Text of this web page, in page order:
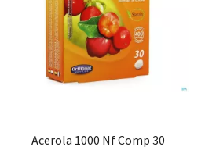
Acerola 1000 Nf Comp 30